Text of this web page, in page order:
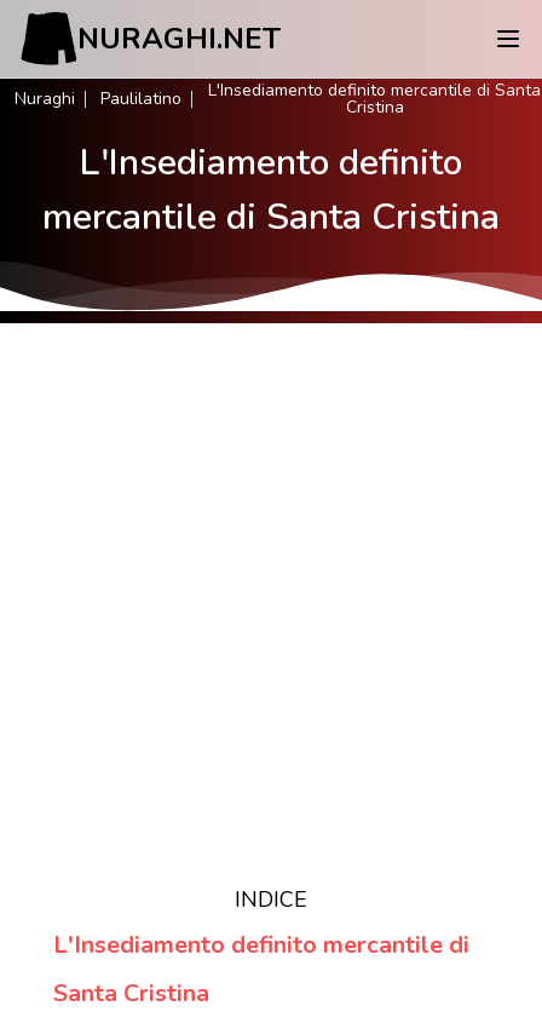
NURAGHI.NET
Nuraghi Paulilatino L'Insediamento definito mercantile di Santa
Cristina
L'Insediamento definito
mercantile di Santa Cristina
INDICE
L'Insediamento definito mercantile di
Santa Cristina